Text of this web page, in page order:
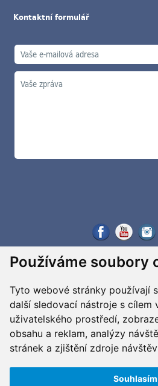
Používáme soubory
Tyto webové stránky používají
další sledovací nástroje s cílem
uživatelského prostředí,
obsahu a reklam, analýzy
stránek a zjištění zdroje
Souhlasím
Kontaktní formulář